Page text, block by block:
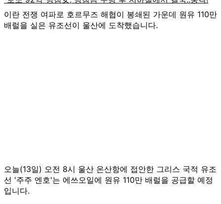
이란 전쟁 여파로 호르무즈 해협이 봉쇄된 가운데 원유 110만
배럴을 실은 유조선이 울산에 도착했습니다.
오늘(13일) 오전 8시 울산 온산항에 접안한 그리스 국적 유조
선 '주주 엔호'는 에쓰오일에 원유 110만 배럴을 공급할 예정
입니다.